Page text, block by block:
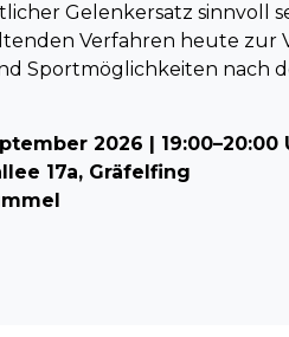
Gelenkersatz sinnvoll
Verfahren heute zur
Sportmöglichkeiten nach
2026 | 19:00–20:00
17a, Gräfelfing